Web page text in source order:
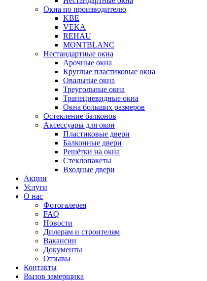
Окна по производителю
KBE
VEKA
REHAU
MONTBLANC
Нестандартные окна
Арочные окна
Круглые пластиковые окна
Овальные окна
Треугольные окна
Трапециевидные окна
Окна больших размеров
Остекление балконов
Аксессуары для окон
Пластиковые двери
Балконные двери
Решётки на окна
Стеклопакеты
Входные двери
Акции
Услуги
О нас
Фотогалерея
FAQ
Новости
Дилерам и строителям
Вакансии
Документы
Отзывы
Контакты
Вызов замерщика